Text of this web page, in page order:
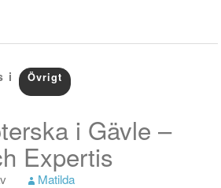
i Övrigt
i Gävle –
Expertis
Matilda